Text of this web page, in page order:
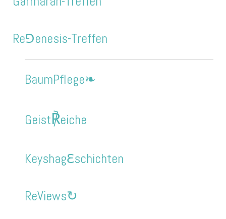
Re⅁enesis-Treffen
BaumPflege❧
Geist℟eiche
Keyshagℇschichten
ReViews↻